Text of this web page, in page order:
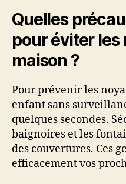
Quelles
pour éviter les
maison ?
Pour prévenir les
enfant sans
quelques secondes.
baignoires et les
des couvertures. Ces
efficacement vos